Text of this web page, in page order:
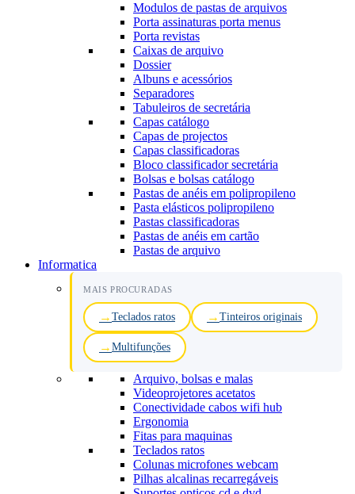
Modulos de pastas de arquivos
Porta assinaturas porta menus
Porta revistas
Caixas de arquivo
Dossier
Albuns e acessórios
Separadores
Tabuleiros de secretária
Capas catálogo
Capas de projectos
Capas classificadoras
Bloco classificador secretária
Bolsas e bolsas catálogo
Pastas de anéis em polipropileno
Pasta elásticos polipropileno
Pastas classificadoras
Pastas de anéis em cartão
Pastas de arquivo
Informatica
MAIS PROCURADAS
Teclados ratos Tinteiros originais
Multifunções
Arquivo, bolsas e malas
Videoprojetores acetatos
Conectividade cabos wifi hub
Ergonomia
Fitas para maquinas
Teclados ratos
Colunas microfones webcam
Pilhas alcalinas recarregáveis